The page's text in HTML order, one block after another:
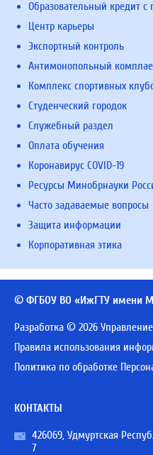
Образовательный кредит с
Центр карьеры
Экспортный контроль
Антимонопольный
Комплекс спортивных
Студенческий городок
Служебный раздел
Оплата обучения
Коронавирус COVID-19
Ресурсы Минобрнауки
Часто задаваемые вопросы
Защита информации
Корпоративная этика
© ФГБОУ ВО «ИжГТУ имени
Разработка © 2026
Правила использования
Политика по обработке
КОНТАКТЫ
426069, Удмуртская
7